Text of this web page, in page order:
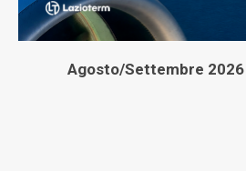
Agosto/Settembre 2026